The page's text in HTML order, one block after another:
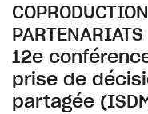
PARTENARIATS
12e
prise de
partagée